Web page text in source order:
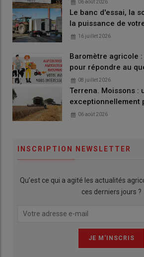
06 août 2026
Le banc d'essai, la
la puissance de
16 juillet 2026
Baromètre agricole
pour répondre au
08 juillet 2026
Terrena. Moissons :
exceptionnellement
06 août 2026
INSCRIPTION NEWSLETTER
Qu’est ce qui a agité les actualités
ces derniers jours ?